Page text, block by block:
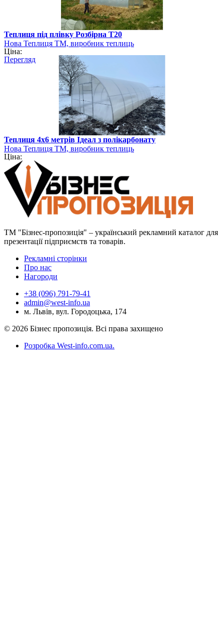
Теплиця під плівку Розбірна Т20
Нова Теплиця ТМ, виробник теплиць
Ціна:
Перегляд
Теплиця 4х6 метрів Ідеал з полікарбонату
Нова Теплиця ТМ, виробник теплиць
Ціна:
ТМ "Бізнес-пропозиція" – український рекламний каталог для
презентації підприємств та товарів.
Рекламні сторінки
Про нас
Нагороди
+38 (096) 791-79-41
admin@west-info.ua
м. Львів, вул. Городоцька, 174
© 2026 Бізнес пропозиція. Всі права захищено
Розробка West-info.com.ua.